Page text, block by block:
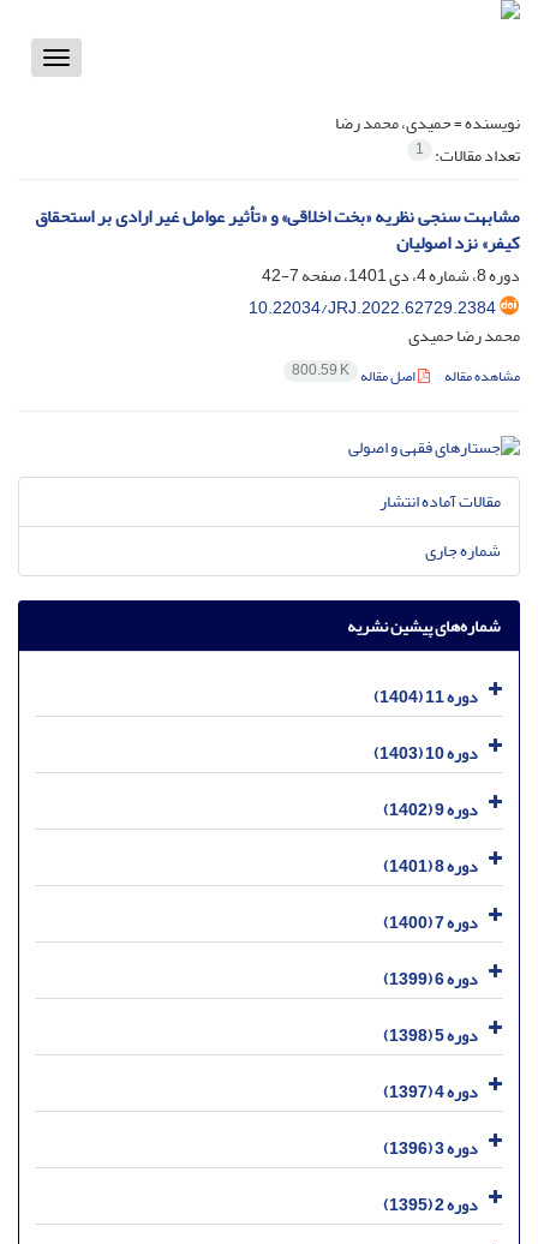
Toggle
نویسنده =حمیدی، محمد رضا
تعداد مقالات: 1
مشابهت سنجی نظریه «بخت اخلاقی» و «تأثیر عوامل غیر ارادی بر استحقاق
کیفر» نزد اصولیان
دوره 8، شماره 4، دی 1401، صفحه
7-42
10.22034/JRJ.2022.62729.2384
محمد رضا حمیدی
مشاهده مقاله اصل مقاله 800.59 K
مقالات آماده انتشار
شماره جاری
شماره‌های پیشین نشریه
دوره 11 (1404)
دوره 10 (1403)
دوره 9 (1402)
دوره 8 (1401)
دوره 7 (1400)
دوره 6 (1399)
دوره 5 (1398)
دوره 4 (1397)
دوره 3 (1396)
دوره 2 (1395)